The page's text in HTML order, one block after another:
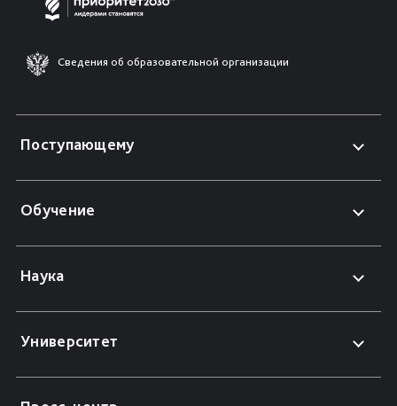
Сведения об образовательной организации
Поступающему
Обучение
Наука
Университет